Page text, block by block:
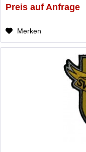
Preis auf Anfrage
Merken